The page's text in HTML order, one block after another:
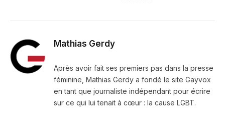
Mathias Gerdy
Après avoir fait ses premiers pas dans la presse
féminine, Mathias Gerdy a fondé le site Gayvox
en tant que journaliste indépendant pour écrire
sur ce qui lui tenait à cœur : la cause LGBT.